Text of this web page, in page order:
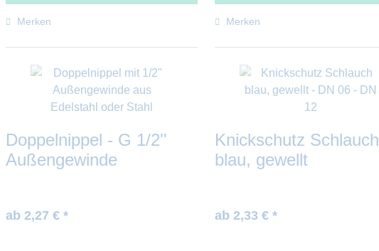
Merken Merken
Doppelnippel - G 1/2''
Außengewinde
ab 2,27 € *
Knickschutz Schlauch
blau, gewellt
ab 2,33 € *